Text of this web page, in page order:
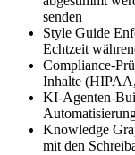
senden
Style Guide
Echtzeit
Compliance-
Inhalte
KI-Agenten-
Knowledge
mit den